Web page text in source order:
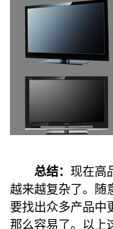
总结： 现在高
越来越复杂了。随
要找出众多产品中
那么容易了。以上